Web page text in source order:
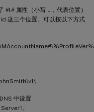
#l# 属性（小写 L，代表位置）
这三个位置。可以按以下方式
中设置
。